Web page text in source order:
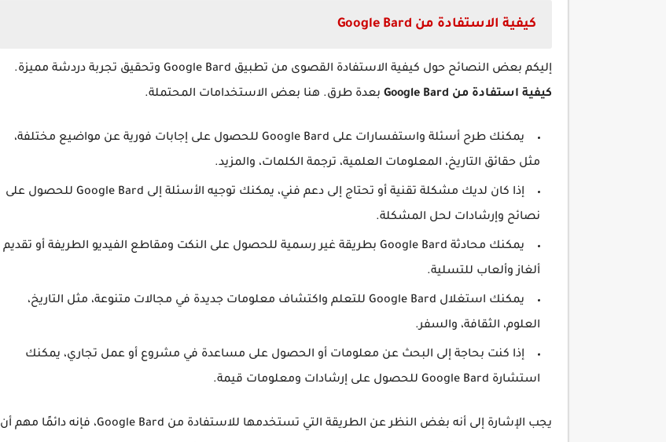
كيفية الاستفادة من Google Bard
إليكم بعض النصائح حول كيفية الاستفادة القصوى من تطبيق Google Bard وتحقيق تجربة دردشة مميزة.
كيفية استفادة من Google Bard بعدة طرق. هنا بعض الاستخدامات المحتملة.
يمكنك طرح أسئلة واستفسارات على Google Bard للحصول على إجابات فورية عن مواضيع مختلفة،
مثل حقائق التاريخ، المعلومات العلمية، ترجمة الكلمات، والمزيد.
إذا كان لديك مشكلة تقنية أو تحتاج إلى دعم فني، يمكنك توجيه الأسئلة إلى Google Bard للحصول على
نصائح وإرشادات لحل المشكلة.
يمكنك محادثة Google Bard بطريقة غير رسمية للحصول على النكت ومقاطع الفيديو الطريفة أو تقديم
ألغاز وألعاب للتسلية.
يمكنك استغلال Google Bard للتعلم واكتشاف معلومات جديدة في مجالات متنوعة، مثل التاريخ،
العلوم، الثقافة، والسفر.
إذا كنت بحاجة إلى البحث عن معلومات أو الحصول على مساعدة في مشروع أو عمل تجاري، يمكنك
استشارة Google Bard للحصول على إرشادات ومعلومات قيمة.
يجب الإشارة إلى أنه بغض النظر عن الطريقة التي تستخدمها للاستفادة من Google Bard، فإنه دائمًا مهم أن